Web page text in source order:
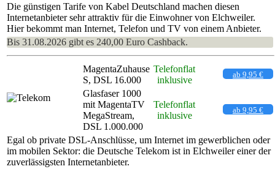
Die günstigen Tarife von Kabel Deutschland machen diesen
Internetanbieter sehr attraktiv für die Einwohner von Elchweiler.
Hier bekommt man Internet, Telefon und TV von einem Anbieter.
Bis 31.08.2026 gibt es 240,00 Euro Cashback.
MagentaZuhause
S, DSL 16.000
Telefonflat
inklusive
ab 9,95 €
Glasfaser 1000
mit MagentaTV
MegaStream,
DSL 1.000.000
Telefonflat
inklusive
ab 9,95 €
Egal ob private DSL-Anschlüsse, um Internet im gewerblichen oder
im mobilen Sektor: die Deutsche Telekom ist in Elchweiler einer der
zuverlässigsten Internetanbieter.